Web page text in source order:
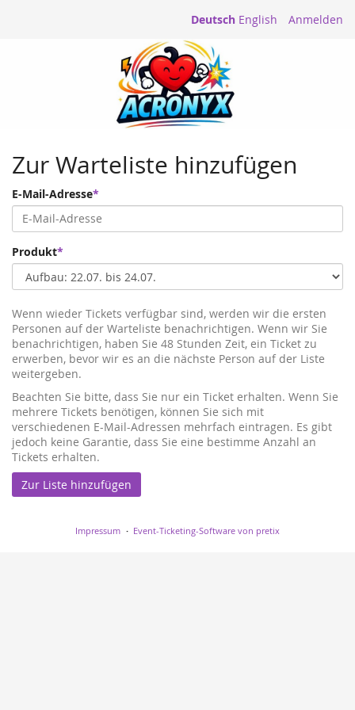
Deutsch English Anmelden
Zur Warteliste hinzufügen
E-Mail-Adresse,
erforderlich
Produkt,
erforderlich
Wenn wieder Tickets verfügbar sind, werden wir die ersten
Personen auf der Warteliste benachrichtigen. Wenn wir Sie
benachrichtigen, haben Sie 48 Stunden Zeit, ein Ticket zu
erwerben, bevor wir es an die nächste Person auf der Liste
weitergeben.
Beachten Sie bitte, dass Sie nur ein Ticket erhalten. Wenn Sie
mehrere Tickets benötigen, können Sie sich mit
verschiedenen E-Mail-Adressen mehrfach eintragen. Es gibt
jedoch keine Garantie, dass Sie eine bestimme Anzahl an
Tickets erhalten.
Zur Liste hinzufügen
Impressum Event-Ticketing-Software von pretix